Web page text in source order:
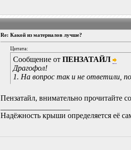
Re: Какой из материалов лучше?
Цитата:
Сообщение отПЕНЗАТАЙЛ
Драгофол!
1. На вопрос так и не ответили,
Пензатайл, внимательно прочитайте
Надёжность крыши определяется её